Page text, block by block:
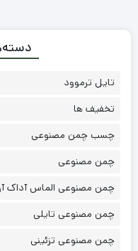
تایل ترموود
تخفیف ها
چسب چمن مصنوعی
چمن مصنوعی
چمن مصنوعی الماس آداک
چمن مصنوعی تایلی
چمن مصنوعی تزئینی